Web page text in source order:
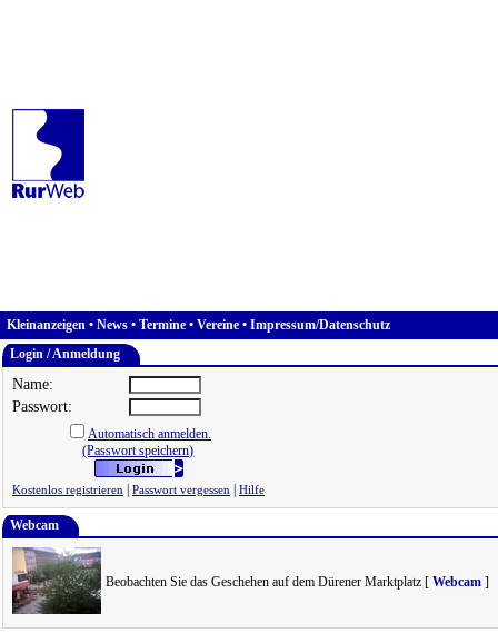
Kleinanzeigen • News • Termine • Vereine • Impressum/Datenschutz
Login / Anmeldung
Name:
Passwort:
Automatisch anmelden.
(Passwort speichern)
Kostenlos registrieren Passwort vergessen Hilfe
Webcam
Beobachten Sie das Geschehen auf dem Dürener Marktplatz [ Webcam ]